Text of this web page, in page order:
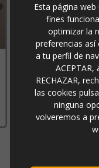
-3% DE
transferencia bancaria
p1946
Esta página
fines
optimizar la
preferencias
a tu perfil de
RECHAZAR,
las cookies
ninguna
volveremos a